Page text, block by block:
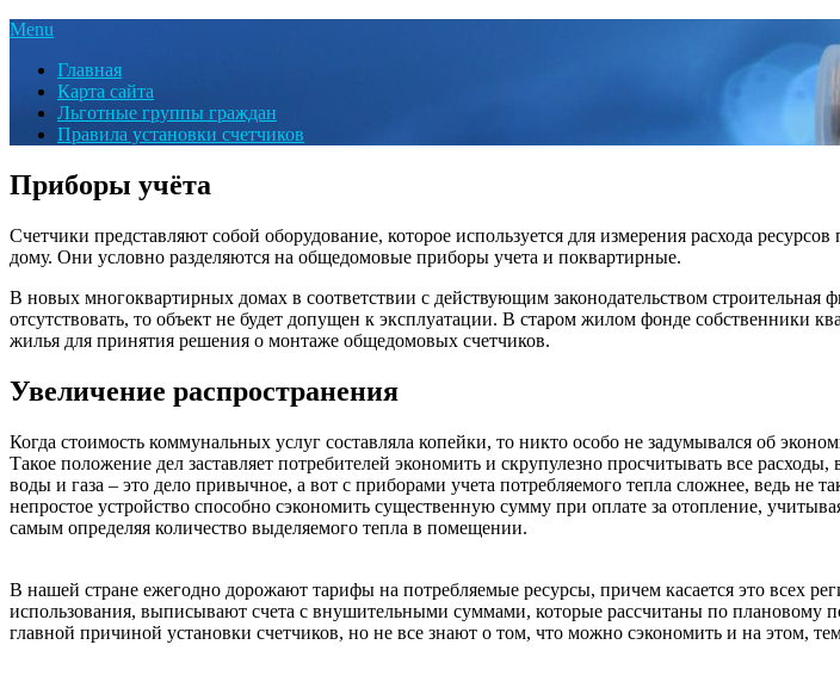
Menu
Главная
Карта сайта
Льготные группы граждан
Правила установки счетчиков
Приборы учёта
Счетчики представляют собой оборудование, которое используется для измерения расхода
дому. Они условно разделяются на общедомовые приборы учета и поквартирные.
В новых многоквартирных домах в соответствии с действующим законодательством строительная
отсутствовать, то объект не будет допущен к эксплуатации. В старом жилом фонде собственники
жилья для принятия решения о монтаже общедомовых счетчиков.
Увеличение распространения
Когда стоимость коммунальных услуг составляла копейки, то никто особо не задумывался об
Такое положение дел заставляет потребителей экономить и скрупулезно просчитывать все
воды и газа – это дело привычное, а вот с приборами учета потребляемого тепла сложнее, ведь не
непростое устройство способно сэкономить существенную сумму при оплате за отопление,
самым определяя количество выделяемого тепла в помещении.
В нашей стране ежегодно дорожают тарифы на потребляемые ресурсы, причем касается это всех
использования, выписывают счета с внушительными суммами, которые рассчитаны по плановому
главной причиной установки счетчиков, но не все знают о том, что можно сэкономить и на этом,